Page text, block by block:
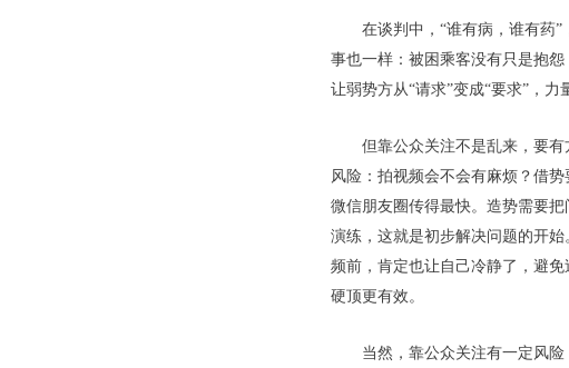
在谈判中，“谁有病，谁有药
事也一样：被困乘客没有只是抱
让弱势方从“请求”变成“要求”，力
但靠公众关注不是乱来，要
风险：拍视频会不会有麻烦？借
微信朋友圈传得最快。造势需要
演练，这就是初步解决问题的开
频前，肯定也让自己冷静了，避
硬顶更有效。
当然，靠公众关注有一定风